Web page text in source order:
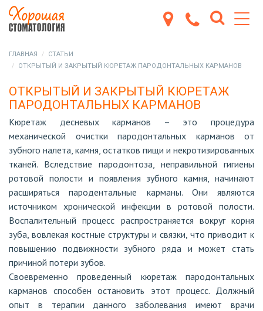
ГЛАВНАЯ
СТАТЬИ
ОТКРЫТЫЙ И ЗАКРЫТЫЙ КЮРЕТАЖ ПАРОДОНТАЛЬНЫХ КАРМАНОВ
ОТКРЫТЫЙ И ЗАКРЫТЫЙ КЮРЕТАЖ
ПАРОДОНТАЛЬНЫХ КАРМАНОВ
Кюретаж десневых карманов – это процедура
механической очистки пародонтальных карманов от
зубного налета, камня, остатков пищи и некротизированных
тканей. Вследствие пародонтоза, неправильной гигиены
ротовой полости и появления зубного камня, начинают
расширяться пародентальные карманы. Они являются
источником хронической инфекции в ротовой полости.
Воспалительный процесс распространяется вокруг корня
зуба, вовлекая костные структуры и связки, что приводит к
повышению подвижности зубного ряда и может стать
причиной потери зубов.
Своевременно проведенный кюретаж пародонтальных
карманов способен остановить этот процесс. Должный
опыт в терапии данного заболевания имеют врачи